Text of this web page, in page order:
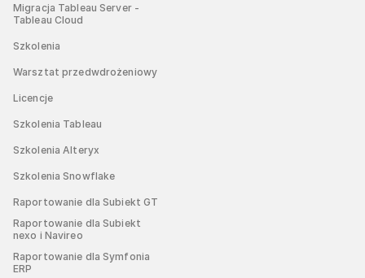
Migracja Tableau Server -
Tableau Cloud
Szkolenia
Warsztat przedwdrożeniowy
Licencje
Szkolenia Tableau
Szkolenia Alteryx
Szkolenia Snowflake
Raportowanie dla Subiekt GT
Raportowanie dla Subiekt
nexo i Navireo
Raportowanie dla Symfonia
ERP